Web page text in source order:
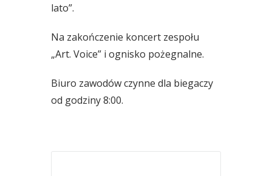
lato”.
Na zakończenie koncert zespołu
„Art. Voice” i ognisko pożegnalne.
Biuro zawodów czynne dla biegaczy
od godziny 8:00.